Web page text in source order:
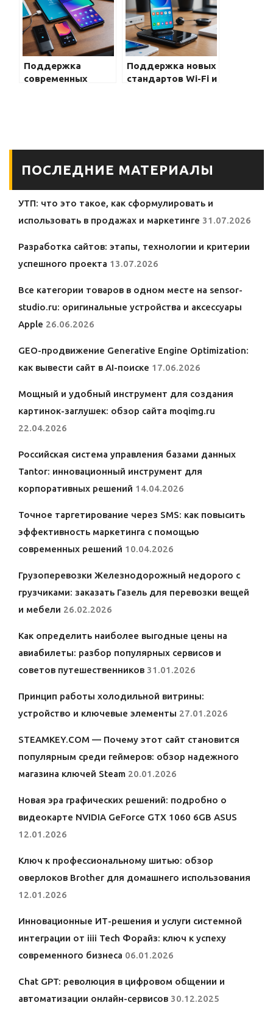
Поддержка
современных
Поддержка новых
стандартов Wi-Fi и
ПОСЛЕДНИЕ МАТЕРИАЛЫ
УТП: что это такое, как сформулировать и
использовать в продажах и маркетинге 31.07.2026
Разработка сайтов: этапы, технологии и критерии
успешного проекта 13.07.2026
Все категории товаров в одном месте на sensor-
studio.ru: оригинальные устройства и аксессуары
Apple 26.06.2026
GEO-продвижение Generative Engine Optimization:
как вывести сайт в AI-поиске 17.06.2026
Мощный и удобный инструмент для создания
картинок-заглушек: обзор сайта moqimg.ru
22.04.2026
Российская система управления базами данных
Tantor: инновационный инструмент для
корпоративных решений 14.04.2026
Точное таргетирование через SMS: как повысить
эффективность маркетинга с помощью
современных решений 10.04.2026
Грузоперевозки Железнодорожный недорого с
грузчиками: заказать Газель для перевозки вещей
и мебели 26.02.2026
Как определить наиболее выгодные цены на
авиабилеты: разбор популярных сервисов и
советов путешественников 31.01.2026
Принцип работы холодильной витрины:
устройство и ключевые элементы 27.01.2026
STEAMKEY.COM — Почему этот сайт становится
популярным среди геймеров: обзор надежного
магазина ключей Steam 20.01.2026
Новая эра графических решений: подробно о
видеокарте NVIDIA GeForce GTX 1060 6GB ASUS
12.01.2026
Ключ к профессиональному шитью: обзор
оверлоков Brother для домашнего использования
12.01.2026
Инновационные ИТ-решения и услуги системной
интеграции от iiii Tech Форайз: ключ к успеху
современного бизнеса 06.01.2026
Chat GPT: революция в цифровом общении и
автоматизации онлайн-сервисов 30.12.2025